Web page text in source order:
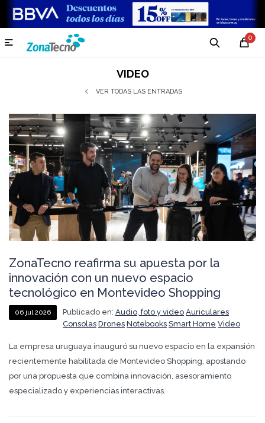
0

VIDEO
VER TODAS LAS ENTRADAS
ZonaTecno reafirma su apuesta por la
innovación con un nuevo espacio
tecnológico en Montevideo Shopping
06 jul 2026 Publicado en: Audio, foto y video Auriculares
Consolas Drones Notebooks Smart Home Video
La empresa uruguaya inauguró su nuevo espacio en la expansión
recientemente habilitada de Montevideo Shopping, apostando
por una propuesta que combina innovación, asesoramiento
especializado y experiencias interactivas.